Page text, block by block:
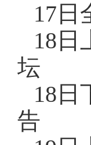
17日
18日
坛
18日
告